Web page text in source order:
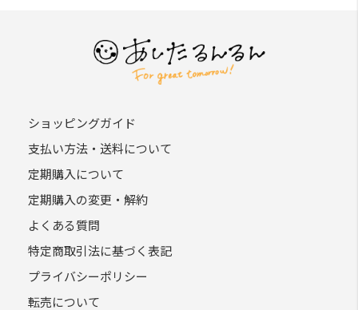
ショッピングガイド
支払い方法・送料について
定期購入について
定期購入の変更・解約
よくある質問
特定商取引法に基づく表記
プライバシーポリシー
転売について